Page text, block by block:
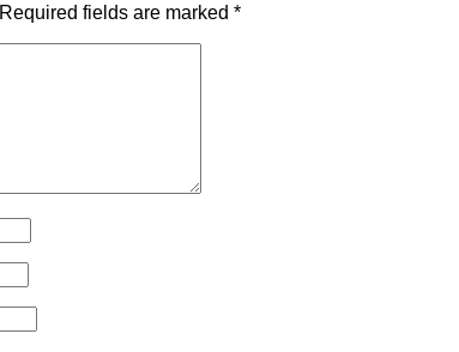
Required fields are marked *